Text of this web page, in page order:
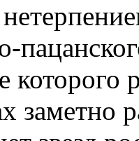
которого
заметно